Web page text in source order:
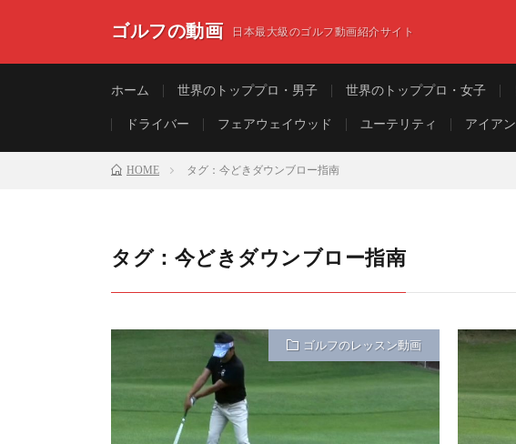
ゴルフの動画 日本最大級のゴルフ動画紹介サイト
ホーム 世界のトッププロ・男子 世界のトッププロ・女子
ドライバー フェアウェイウッド ユーテリティ アイアン
HOME タグ：今どきダウンブロー指南
タグ：今どきダウンブロー指南
ゴルフのレッスン動画